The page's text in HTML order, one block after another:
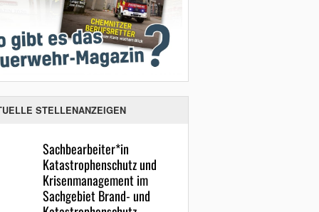
STELLENANZEIGEN
Sachbearbeiter*in
Katastrophenschutz und
Krisenmanagement im
Sachgebiet Brand- und